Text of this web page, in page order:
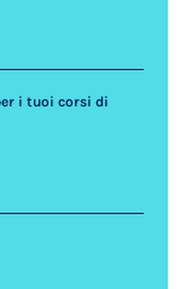
i tuoi corsi di